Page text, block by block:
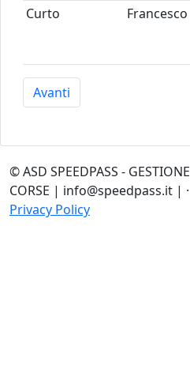
Curto Francesco
Avanti
© ASD SPEEDPASS - GESTIONE
CORSE | info@speedpass.it | ·
Privacy Policy